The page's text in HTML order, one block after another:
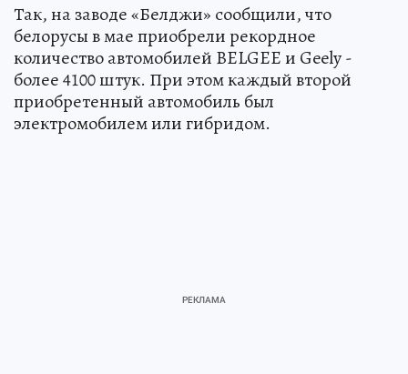
Так, на заводе «Белджи» сообщили, что
белорусы в мае приобрели рекордное
количество автомобилей BELGEE и Geely -
более 4100 штук. При этом каждый второй
приобретенный автомобиль был
электромобилем или гибридом.